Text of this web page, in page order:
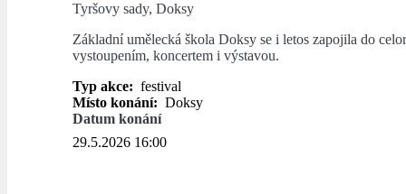
Tyršovy sady, Doksy
Základní umělecká škola Doksy se i letos zapojila do
vystoupením, koncertem i výstavou.
Typ akce: festival
Místo konání: Doksy
Datum konání
29.5.2026 16:00